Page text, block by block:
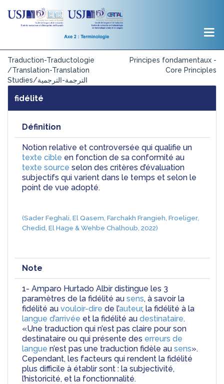
Traduction-Traductologie
/Translation-Translation
Studies/الترجمة-الترجمية
Principes fondamentaux -
Core Principles
fidélité
Définition
Notion relative et controversée qui qualifie un
texte cible
en fonction de sa conformité au
texte source selon des critères d’évaluation
subjectifs qui varient dans le temps et selon le
point de vue adopté.
(Sader Feghali, El Qasem, Farchakh Frangieh, Froeliger,
Chedid, El Hage & Wehbe Chalhoub, 2022)
Note
1- Amparo Hurtado Albir distingue les 3
paramètres de la fidélité au sens, à savoir la
fidélité au vouloir-dire de l’auteur
, la fidélité à la
langue d’arrivée et la fidélité au destinataire.
«Une traduction qui n’est pas claire pour son
destinataire ou qui présente des erreurs de
langue n’est pas une traduction fidèle au sens».
Cependant, les facteurs qui rendent la fidélité
plus difficile à établir sont : la subjectivité,
l’historicité, et la fonctionnalité.